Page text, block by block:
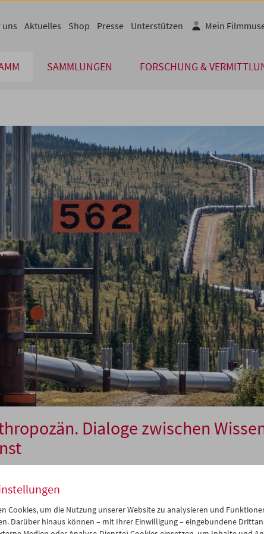
SAMMLUNGEN FORSCHUNG &
uns Aktuelles Shop Presse Unterstützen Mein
Dialoge zwischen
13. Oktober 2024
Begriff des Anthropozän hat sich in Wissenschaft und
ein kontroverser Diskurs entwickelt. Der
Cookies, um die Nutzung unserer Website zu analysieren und
Darüber hinaus können – mit Ihrer Einwilligung – eingebundene